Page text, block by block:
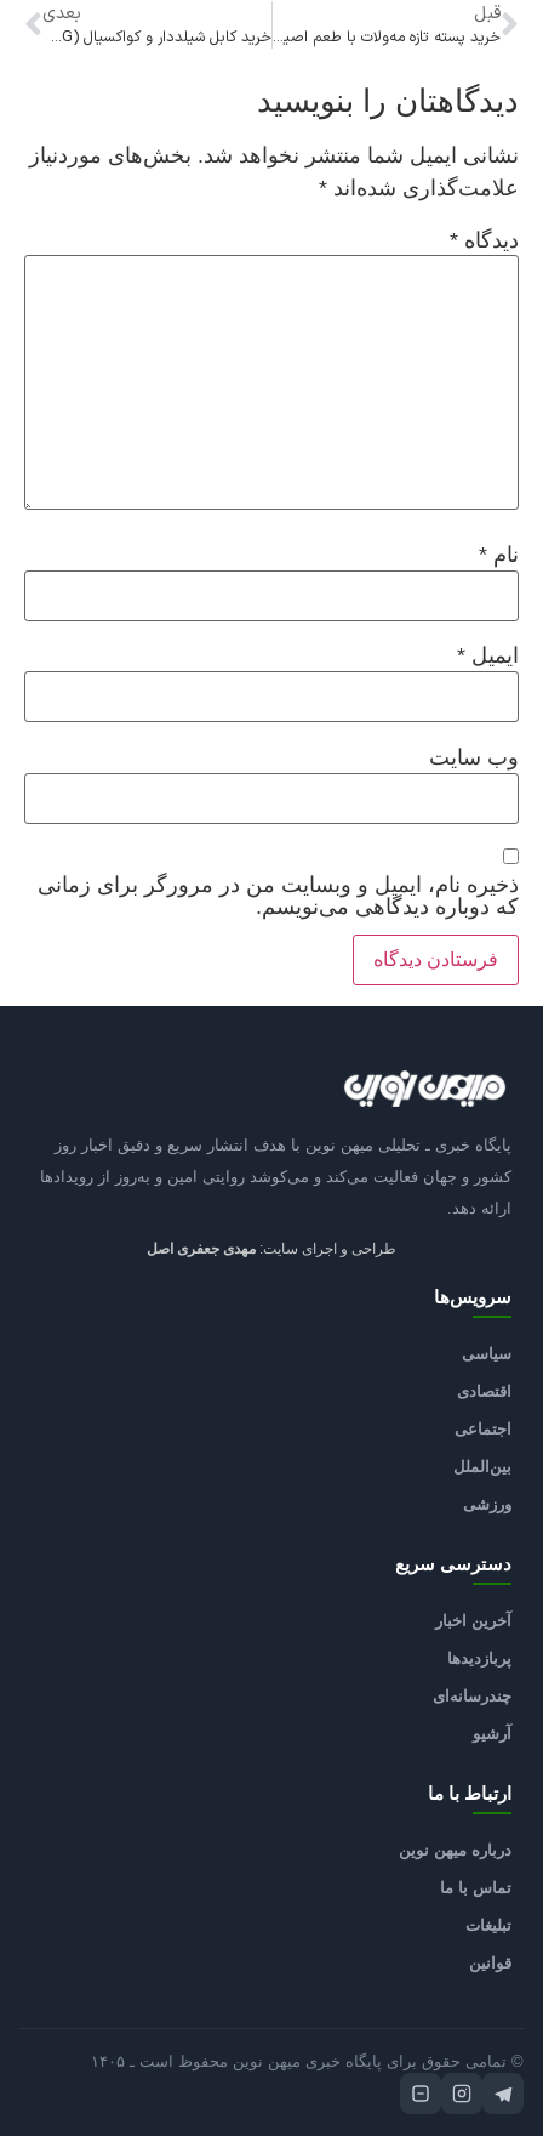
قبل
خرید پسته تازه مه‌ولات با طعم اصیل ایرانی | پسته حاج یوسف
بعدی
خرید کابل شیلددار و کواکسیال (RG) استاندارد از فروشگاه سیم و کابل آریا
دیدگاهتان را بنویسید
نشانی ایمیل شما منتشر نخواهد شد. بخش‌های موردنیاز
علامت‌گذاری شده‌اند *
دیدگاه *
نام *
ایمیل *
وب‌ سایت
ذخیره نام، ایمیل و وبسایت من در مرورگر برای زمانی
که دوباره دیدگاهی می‌نویسم.
پایگاه خبری ـ تحلیلی میهن نوین با هدف انتشار سریع و دقیق اخبار روز
کشور و جهان فعالیت می‌کند و می‌کوشد روایتی امین و به‌روز از رویدادها
ارائه دهد.
طراحی و اجرای سایت: مهدی جعفری اصل
سرویس‌ها
سیاسی
اقتصادی
اجتماعی
بین‌الملل
ورزشی
دسترسی سریع
آخرین اخبار
پربازدیدها
چندرسانه‌ای
آرشیو
ارتباط با ما
درباره میهن نوین
تماس با ما
تبلیغات
قوانین
© تمامی حقوق برای پایگاه خبری میهن نوین محفوظ است ـ ۱۴۰۵